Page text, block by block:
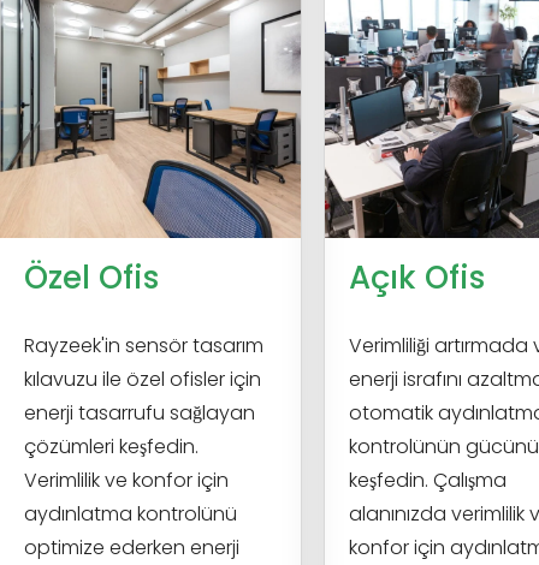
Özel Ofis
Rayzeek'in sensör tasarım
kılavuzu ile özel ofisler için
enerji tasarrufu sağlayan
çözümleri keşfedin.
Verimlilik ve konfor için
aydınlatma kontrolünü
optimize ederken enerji
Açık Ofis
Verimliliği artırmada
enerji israfını
otomatik
kontrolünün gücünü
keşfedin. Çalışma
alanınızda verimlilik
konfor için